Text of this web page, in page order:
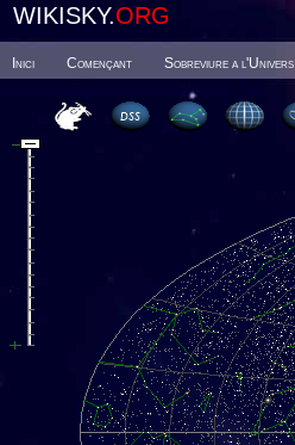
WIKISKY.ORG
Inici Començant Sobreviure a l'Univers